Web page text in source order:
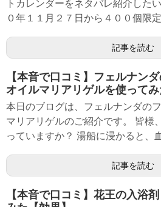
トカレンダーをネタバレ紹介した
０年１１月２７日から４００個限
記事を読む
【本音で口コミ】フェルナン
オイルマリアリゲルを使ってみ
本日のブログは、フェルナンダの
マリアリゲルのご紹介です。 皆様
っていますか？ 湯船に浸かると、
記事を読む
【本音で口コミ】花王の入浴